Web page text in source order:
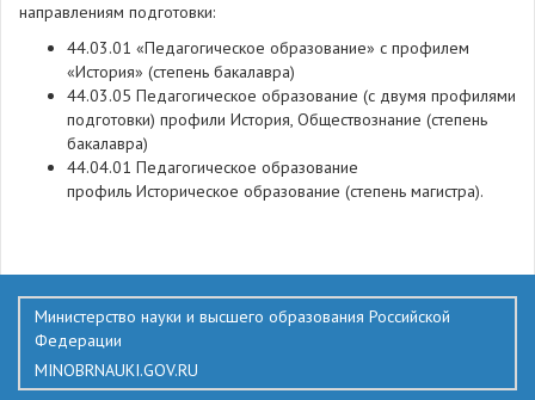
направлениям подготовки:
44.03.01 «Педагогическое образование» с профилем
«История» (степень бакалавра)
44.03.05 Педагогическое образование (с двумя профилями
подготовки) профили История, Обществознание (степень
бакалавра)
44.04.01 Педагогическое образование
профиль Историческое образование (степень магистра).
Министерство науки и высшего образования Российской
Федерации
MINOBRNAUKI.GOV.RU